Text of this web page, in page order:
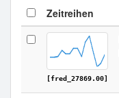
Zeitreihen
[fred_27869.00]